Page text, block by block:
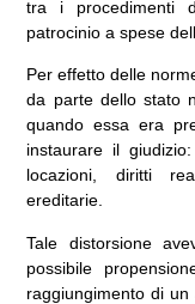
tra i procedimenti
patrocinio a spese
Per effetto delle
da parte dello stato
quando essa era
instaurare il
locazioni, diritti
ereditarie.
Tale distorsione
possibile
raggiungimento di